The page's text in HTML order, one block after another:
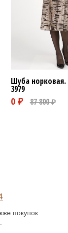
Шуба норковая.
3979
покупок